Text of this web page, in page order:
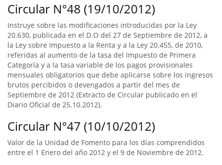
Circular N°48 (19/10/2012)
Instruye sobre las modificaciones introducidas por la Ley
20.630, publicada en el D.O del 27 de Septiembre de 2012, a
la Ley sobre Impuesto a la Renta y a la Ley 20.455, de 2010,
referidas al aumento de la tasa del Impuesto de Primera
Categoría y a la tasa variable de los pagos provisionales
mensuales obligatorios que debe aplicarse sobre los ingresos
brutos percibidos o devengados a partir del mes de
Septiembre de 2012 (Extracto de Circular publicado en el
Diario Oficial de 25.10.2012).
Circular N°47 (10/10/2012)
Valor de la Unidad de Fomento para los días comprendidos
entre el 1 Enero del año 2012 y el 9 de Noviembre de 2012.